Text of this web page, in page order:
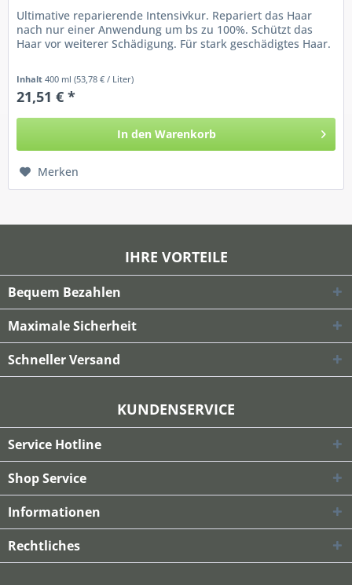
Ultimative reparierende Intensivkur. Repariert das Haar
nach nur einer Anwendung um bs zu 100%. Schützt das
Haar vor weiterer Schädigung. Für stark geschädigtes Haar.
Inhalt400 ml(53,78 € / Liter)
21,51 € *
In den Warenkorb
Merken
IHRE VORTEILE
Bequem Bezahlen
Maximale Sicherheit
Schneller Versand
KUNDENSERVICE
Service Hotline
Shop Service
Informationen
Rechtliches